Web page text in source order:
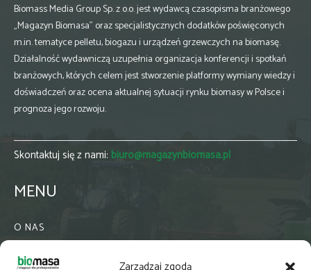
Biomass Media Group Sp. z o.o. jest wydawcą czasopisma branżowego
„Magazyn Biomasa” oraz specjalistycznych dodatków poświęconych
m.in. tematyce pelletu, biogazu i urządzeń grzewczych na biomasę.
Działalność wydawniczą uzupełnia organizacja konferencji i spotkań
branżowych, których celem jest stworzenie platformy wymiany wiedzy i
doświadczeń oraz ocena aktualnej sytuacji rynku biomasy w Polsce i
prognoza jego rozwoju.
Skontaktuj się z nami: biuro@magazynbiomasa.pl
MENU
O NAS